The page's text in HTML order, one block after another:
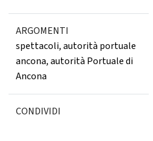
ARGOMENTI
spettacoli,autorità portuale
ancona,autorità Portuale di
Ancona
CONDIVIDI